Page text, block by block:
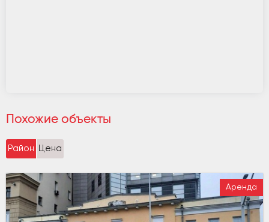
Похожие объекты
Район Цена
Аренда